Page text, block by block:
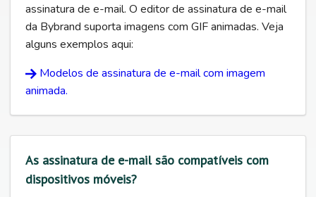
assinatura de e-mail. O editor de assinatura de e-mail
da Bybrand suporta imagens com GIF animadas. Veja
alguns exemplos aqui:
Modelos de assinatura de e-mail com imagem
animada.
As assinatura de e-mail são compatíveis com
dispositivos móveis?